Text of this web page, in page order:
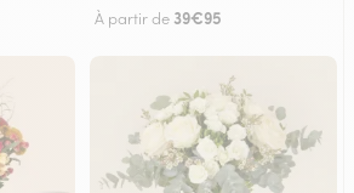
À partir de 39€95